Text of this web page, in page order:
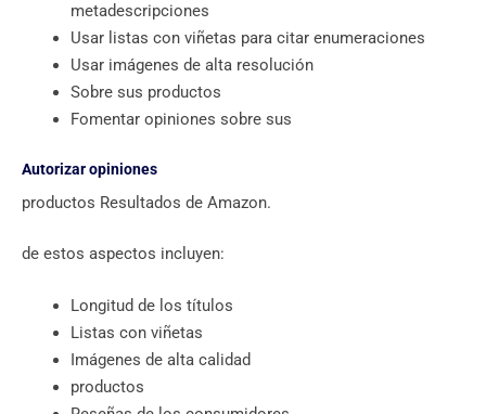
metadescripciones
Usar listas con viñetas para citar enumeraciones
Usar imágenes de alta resolución
Sobre sus productos
Fomentar opiniones sobre sus
Autorizar opiniones
productos Resultados de Amazon.
de estos aspectos incluyen:
Longitud de los títulos
Listas con viñetas
Imágenes de alta calidad
productos